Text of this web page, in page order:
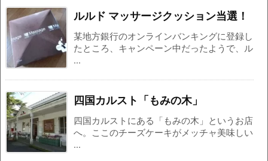
ルルド マッサージクッション当選！
某地方銀行のオンラインバンキングに登録し
たところ、キャンペーン中だったようで、ル
...
四国カルスト「もみの木」
四国カルストにある「もみの木」というお店
へ。ここのチーズケーキがメッチャ美味しい
...